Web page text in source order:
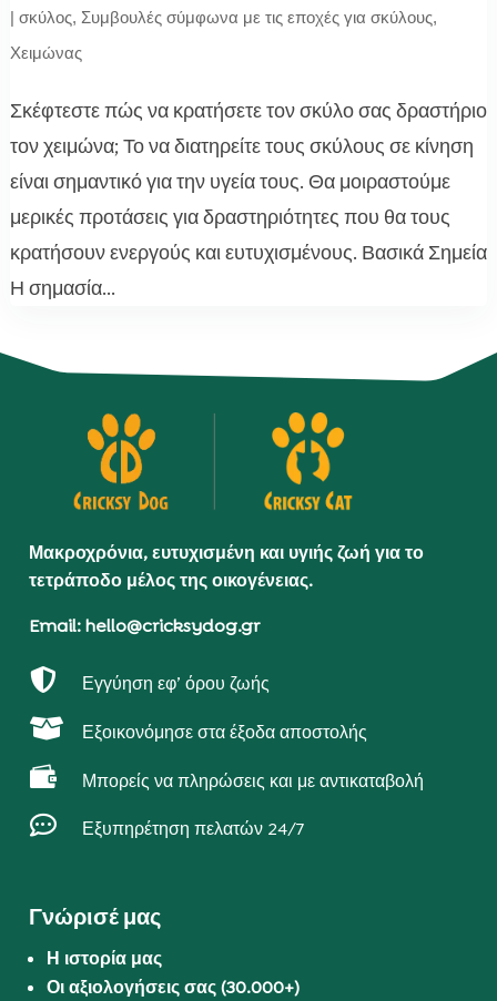
| σκύλος, Συμβουλές σύμφωνα με τις εποχές για σκύλους,
Χειμώνας
Σκέφτεστε πώς να κρατήσετε τον σκύλο σας δραστήριο
τον χειμώνα; Το να διατηρείτε τους σκύλους σε κίνηση
είναι σημαντικό για την υγεία τους. Θα μοιραστούμε
μερικές προτάσεις για δραστηριότητες που θα τους
κρατήσουν ενεργούς και ευτυχισμένους. Βασικά Σημεία
Η σημασία...
Μακροχρόνια, ευτυχισμένη και υγιής ζωή για το
τετράποδο μέλος της οικογένειας.
Email: hello@cricksydog.gr
 Εγγύηση εφ’ όρου ζωής
 Εξοικονόμησε στα έξοδα αποστολής
 Μπορείς να πληρώσεις και με αντικαταβολή
 Εξυπηρέτηση πελατών 24/7
Γνώρισέ μας
Η ιστορία μας
Οι αξιολογήσεις σας (30.000+)